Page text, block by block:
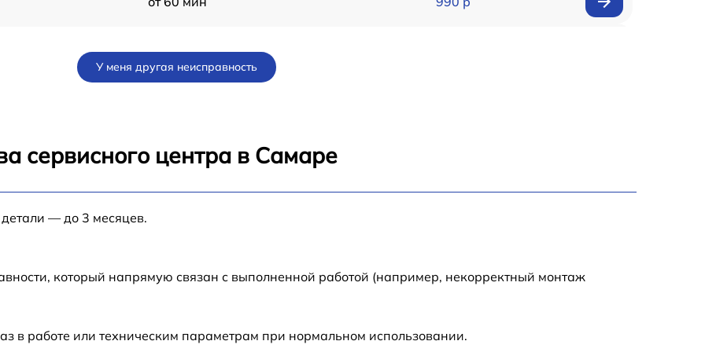
У меня другая неисправность
сервисного центра в Самаре
— до 3 месяцев.
который напрямую связан с выполненной работой (например, некорректный монтаж
в работе или техническим параметрам при нормальном использовании.